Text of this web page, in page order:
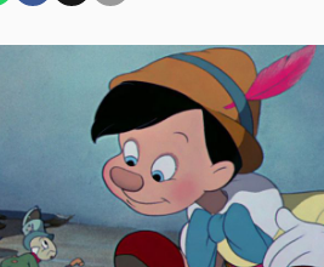
que li, aceito e concordo com os Termos